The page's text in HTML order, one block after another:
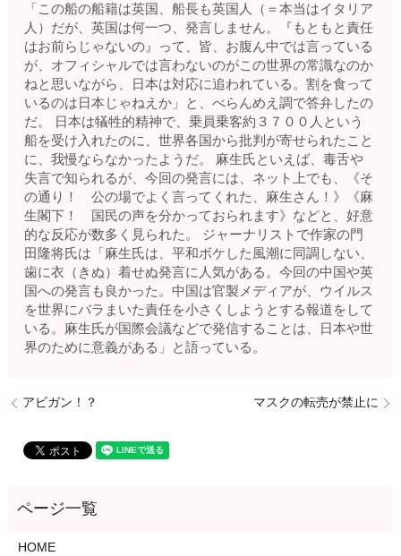
「この船の船籍は英国、船長も英国人（＝本当はイタリア
人）だが、英国は何一つ、発言しません。『もともと責任
はお前らじゃないの』って、皆、お腹ん中では言っている
が、オフィシャルでは言わないのがこの世界の常識なのか
ねと思いながら、日本は対応に追われている。割を食って
いるのは日本じゃねえか」と、べらんめえ調で答弁したの
だ。
日本は犠牲的精神で、乗員乗客約３７００人という
船を受け入れたのに、世界各国から批判が寄せられたこと
に、我慢ならなかったようだ。
麻生氏といえば、毒舌や
失言で知られるが、今回の発言には、ネット上でも、《そ
の通り！ 公の場でよく言ってくれた、麻生さん！》《麻
生閣下！ 国民の声を分かっておられます》などと、好意
的な反応が数多く見られた。
ジャーナリストで作家の門
田隆将氏は「麻生氏は、平和ボケした風潮に同調しない、
歯に衣（きぬ）着せぬ発言に人気がある。今回の中国や英
国への発言も良かった。中国は官製メディアが、ウイルス
を世界にバラまいた責任を小さくしようとする報道をして
いる。麻生氏が国際会議などで発信することは、日本や世
界のために意義がある」と語っている。
アビガン！？ マスクの転売が禁止に
HOME